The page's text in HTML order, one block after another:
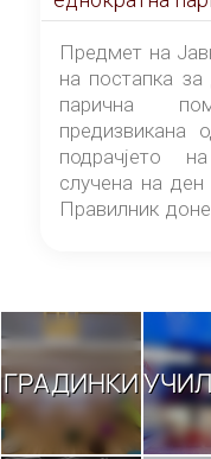
штетата предизвикана од природната
непогода на
Центар-Скопје случена на ден 21.07.2026
година
Предмет на
на постапка
парична
предизвикана
подрачјето
случена на ден
Правилник
ГРАДИНКИ